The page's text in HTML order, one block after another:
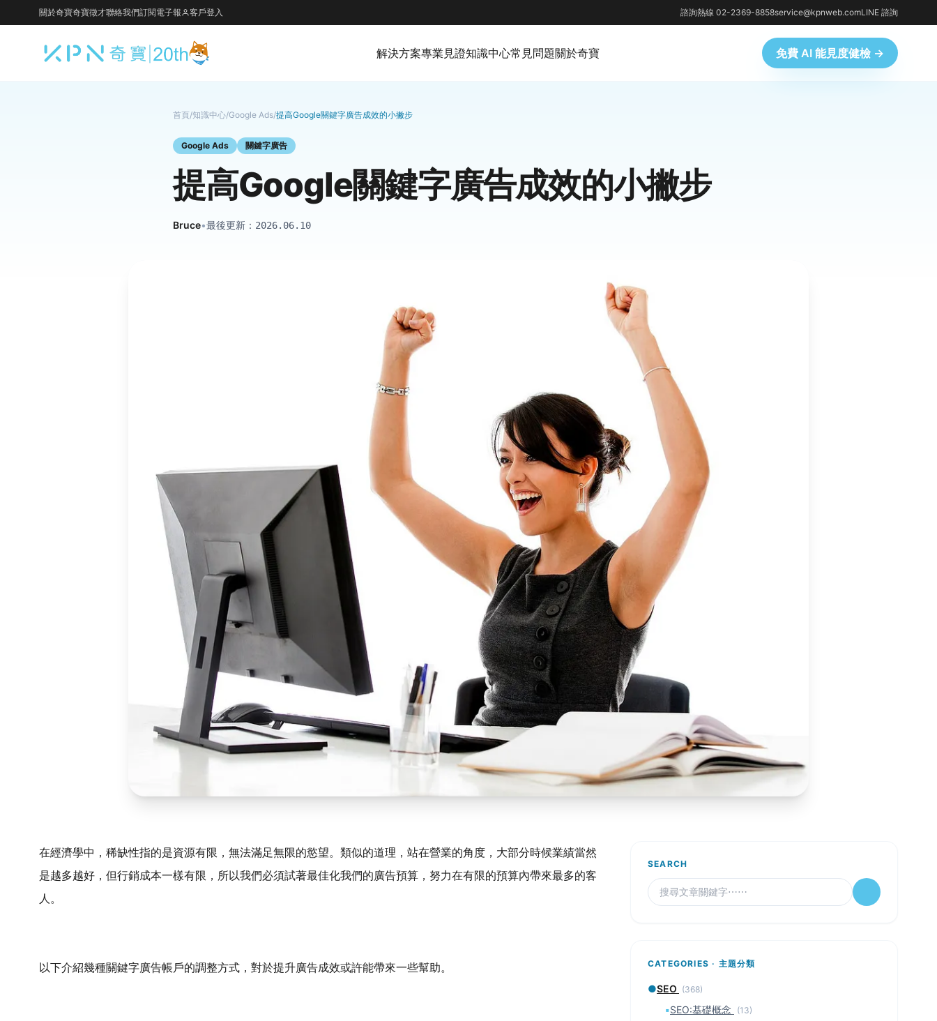
關於奇寶奇寶徵才聯絡我們訂閱電子報 客戶登入 諮詢熱線 02-2369-8858service@kpnweb.comLINE 諮詢
解決方案專業見證知識中心常見問題關於奇寶 免費 AI 能見度健檢 →
首頁/知識中心/Google Ads/提高Google關鍵字廣告成效的小撇步
Google Ads 關鍵字廣告
提高Google關鍵字廣告成效的小撇步
Bruce•最後更新： 2026.06.10
在經濟學中，稀缺性指的是資源有限，無法滿足無限的慾望。類似的道理，站在營業的角度，大部分時候業績當然
是越多越好，但行銷成本一樣有限，所以我們必須試著最佳化我們的廣告預算，努力在有限的預算內帶來最多的客
人。
以下介紹幾種關鍵字廣告帳戶的調整方式，對於提升廣告成效或許能帶來一些幫助。
SEARCH
CATEGORIES · 主題分類
●SEO (368)
▪SEO:基礎概念 (13)